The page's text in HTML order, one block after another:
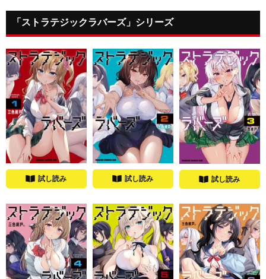
「ストラテジックラバーズ」シリーズ
試し読み 試し読み 試し読み